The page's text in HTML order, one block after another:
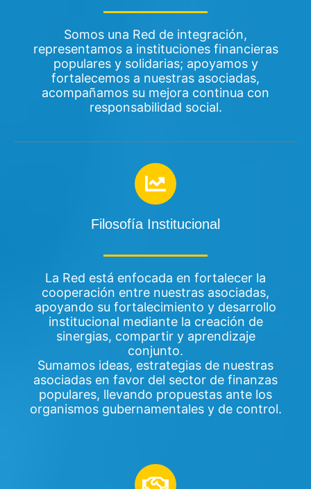
Somos una Red de integración,
representamos a instituciones financieras
populares y solidarias; apoyamos y
fortalecemos a nuestras asociadas,
acompañamos su mejora continua con
responsabilidad social.
Filosofía Institucional
La Red está enfocada en fortalecer la
cooperación entre nuestras asociadas,
apoyando su fortalecimiento y desarrollo
institucional mediante la creación de
sinergias, compartir y aprendizaje
conjunto.
Sumamos ideas, estrategias de nuestras
asociadas en favor del sector de finanzas
populares, llevando propuestas ante los
organismos gubernamentales y de control.